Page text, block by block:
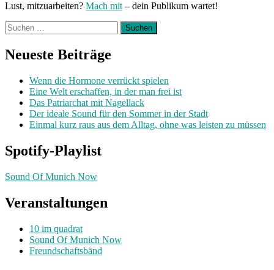
Lust, mitzuarbeiten? Mach mit– dein Publikum wartet!
Suchen
nach:
Neueste Beiträge
Wenn die Hormone verrückt spielen
Eine Welt erschaffen, in der man frei ist
Das Patriarchat mit Nagellack
Der ideale Sound für den Sommer in der Stadt
Einmal kurz raus aus dem Alltag, ohne was leisten zu müssen
Spotify-Playlist
Sound Of Munich Now
Veranstaltungen
10 im quadrat
Sound Of Munich Now
Freundschaftsbänd